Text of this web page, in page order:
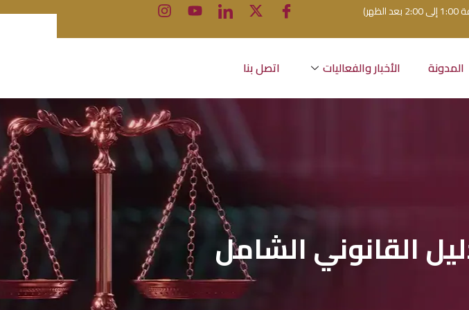
المدونة الأخبار والفعاليات اتصل بنا
القانوني الشامل